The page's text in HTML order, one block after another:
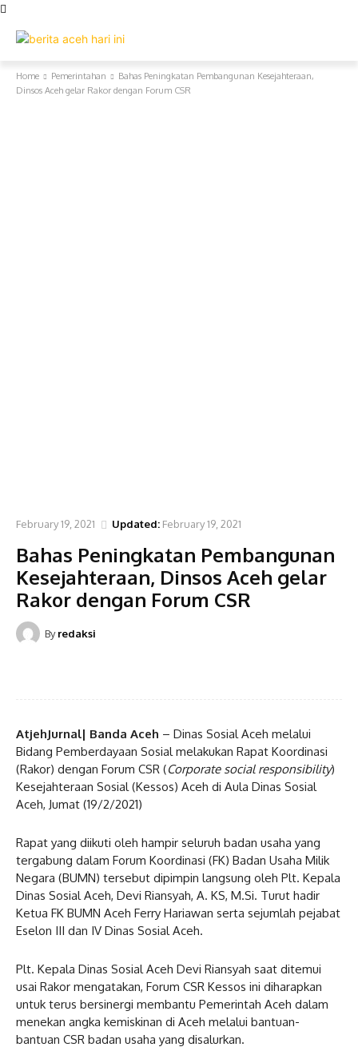
Home Pemerintahan
Bahas Peningkatan Pembangunan Kesejahteraan,
Dinsos Aceh gelar Rakor dengan Forum CSR
February 19, 2021 Updated: February 19, 2021
Bahas Peningkatan Pembangunan
Kesejahteraan, Dinsos Aceh gelar
Rakor dengan Forum CSR
By redaksi
AtjehJurnal| Banda Aceh – Dinas Sosial Aceh melalui
Bidang Pemberdayaan Sosial melakukan Rapat Koordinasi
(Rakor) dengan Forum CSR (Corporate social responsibility)
Kesejahteraan Sosial (Kessos) Aceh di Aula Dinas Sosial
Aceh, Jumat (19/2/2021)
Rapat yang diikuti oleh hampir seluruh badan usaha yang
tergabung dalam Forum Koordinasi (FK) Badan Usaha Milik
Negara (BUMN) tersebut dipimpin langsung oleh Plt. Kepala
Dinas Sosial Aceh, Devi Riansyah, A. KS, M.Si. Turut hadir
Ketua FK BUMN Aceh Ferry Hariawan serta sejumlah pejabat
Eselon III dan IV Dinas Sosial Aceh.
Plt. Kepala Dinas Sosial Aceh Devi Riansyah saat ditemui
usai Rakor mengatakan, Forum CSR Kessos ini diharapkan
untuk terus bersinergi membantu Pemerintah Aceh dalam
menekan angka kemiskinan di Aceh melalui bantuan-
bantuan CSR badan usaha yang disalurkan.